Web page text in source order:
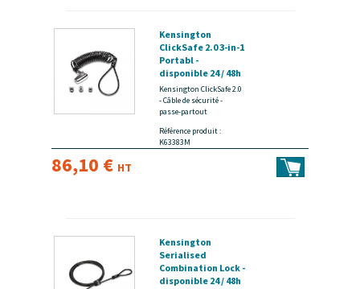
Kensington
ClickSafe 2.0 3-in-1
Portabl -
disponible 24 / 48h
Kensington ClickSafe 2.0
- Câble de sécurité -
passe-partout
Référence produit :
K63383M
86,10 € HT
Kensington
Serialised
Combination Lock -
disponible 24 / 48h